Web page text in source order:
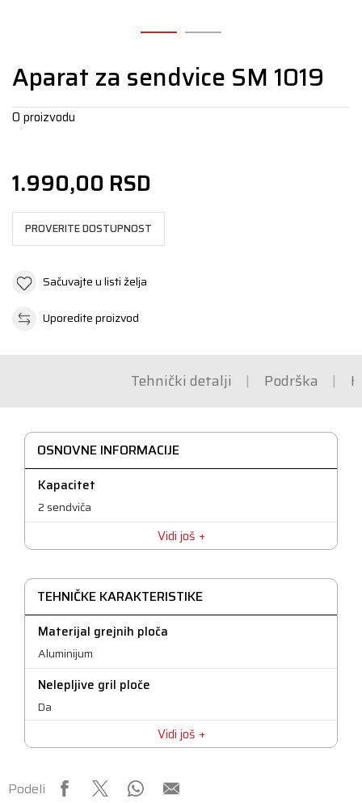
Aparat za sendvice SM 1019
O proizvodu
1.990,00 RSD
PROVERITE DOSTUPNOST
Sačuvajte u listi želja
Uporedite proizvod
Tehnički detalji Podrška
OSNOVNE INFORMACIJE
Kapacitet
2 sendviča
Vidi još
TEHNIČKE KARAKTERISTIKE
Materijal grejnih ploča
Aluminijum
Nelepljive gril ploče
Da
Vidi još
Podeli